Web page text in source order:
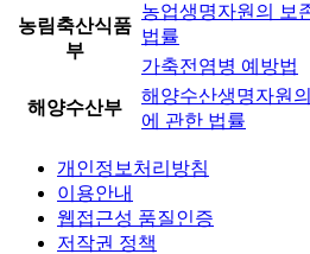
농림축산식품
부
농업생명자원의 보
법률
가축전염병 예방법
해양수산부
해양수산생명자원
에 관한 법률
개인정보처리방침
이용안내
웹접근성 품질인증
저작권 정책